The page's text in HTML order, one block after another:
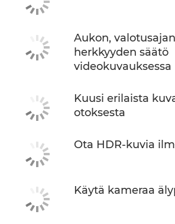
Aukon,
herkkyyden säätö
videokuvauksessa
Kuusi erilaista
otoksesta
Ota HDR-kuvia
Käytä kameraa